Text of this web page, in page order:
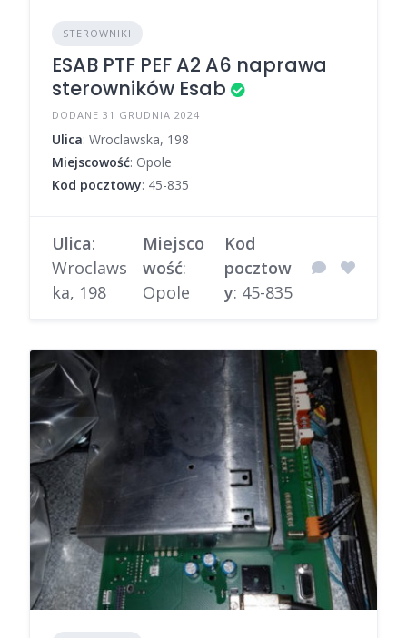
STEROWNIKI
ESAB PTF PEF A2 A6 naprawa
sterowników Esab
DODANE 31 GRUDNIA 2024
Ulica: Wroclawska, 198
Miejscowość: Opole
Kod pocztowy: 45-835
Ulica:
Wroclaws
ka, 198
Miejsco
wość:
Opole
Kod
pocztow
y: 45-835